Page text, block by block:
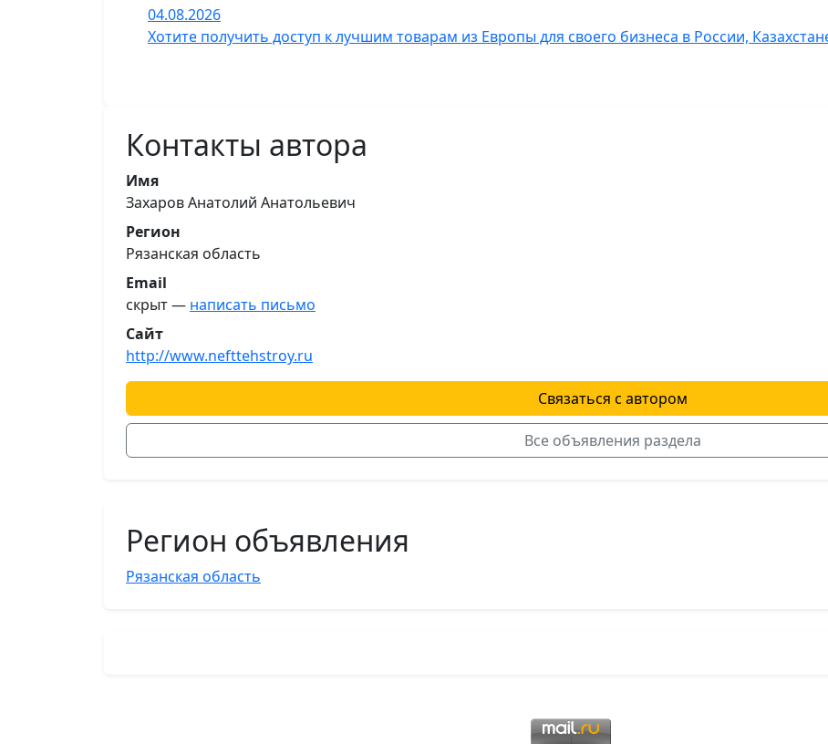
04.08.2026
Хотите получить доступ к лучшим товарам из Европы для своего бизнеса в России,
Контакты автора
Имя
Захаров Анатолий Анатольевич
Регион
Рязанская область
Email
скрыт — написать письмо
Сайт
http://www.nefttehstroy.ru
Связаться с автором
Все объявления раздела
Регион объявления
Рязанская область